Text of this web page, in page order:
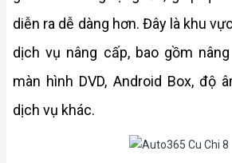
diễn ra dễ dàng hơn. Đây là khu
dịch vụ nâng cấp, bao gồm
màn hình DVD, Android Box, độ
dịch vụ khác.